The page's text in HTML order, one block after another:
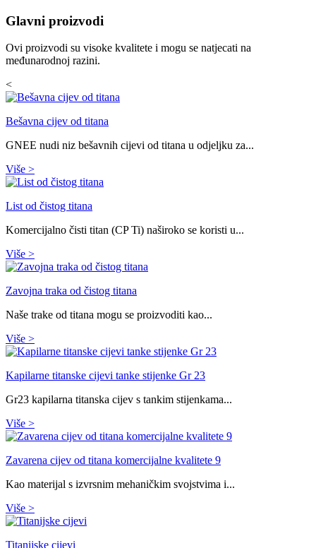
Glavni proizvodi
Ovi proizvodi su visoke kvalitete i mogu se natjecati na
međunarodnoj razini.
<
Bešavna cijev od titana
GNEE nudi niz bešavnih cijevi od titana u odjeljku za...
Više >
List od čistog titana
Komercijalno čisti titan (CP Ti) naširoko se koristi u...
Više >
Zavojna traka od čistog titana
Naše trake od titana mogu se proizvoditi kao...
Više >
Kapilarne titanske cijevi tanke stijenke Gr 23
Gr23 kapilarna titanska cijev s tankim stijenkama...
Više >
Zavarena cijev od titana komercijalne kvalitete 9
Kao materijal s izvrsnim mehaničkim svojstvima i...
Više >
Titanijske cijevi